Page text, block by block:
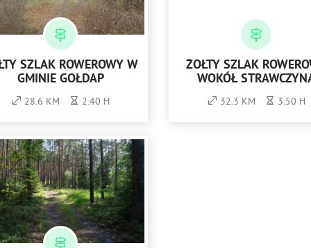
SZLAK ROWEROWY W
GMINIE GOŁDAP
28.6 KM 2:40 H
ŻÓŁTY SZLAK
WOKÓŁ
32.3 KM 3:50 H